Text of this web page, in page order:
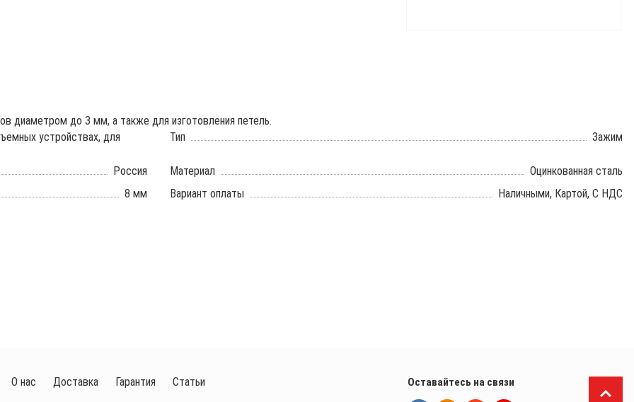
диаметром до 3 мм, а также для изготовления петель.
устройствах, для
Тип Зажим
Россия Материал
Оцинкованная сталь
8 мм Вариант оплаты Наличными, Картой, С НДС
О нас Доставка Гарантия Статьи Оставайтесь на связи